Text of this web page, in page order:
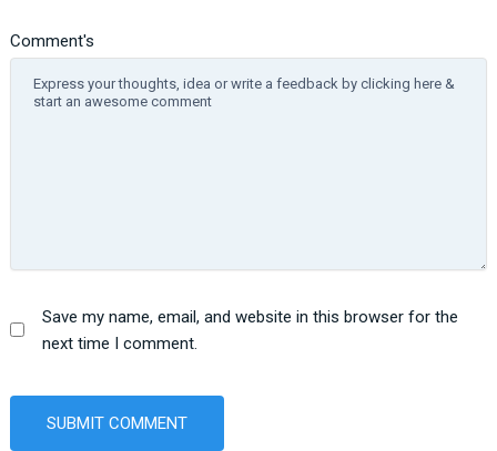
Comment's
Save my name, email, and website in this browser for the
next time I comment.